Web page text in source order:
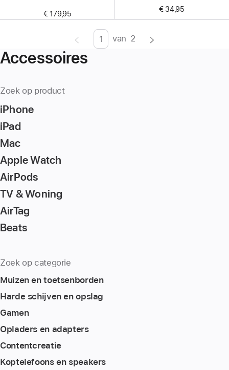
€ 179,95
€ 34,95
Pagina
Enter
van 2
Accessoires
Zoek op product
iPhone
iPad
Mac
Apple Watch
AirPods
TV & Woning
AirTag
Beats
Zoek op categorie
Muizen en toetsenborden
Harde schijven en opslag
Gamen
Opladers en adapters
Content­creatie
Koptelefoons en speakers